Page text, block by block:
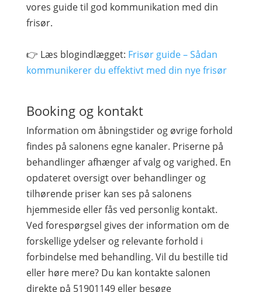
vores guide til god kommunikation med din
frisør.
👉 Læs blogindlægget: Frisør guide – Sådan
kommunikerer du effektivt med din nye frisør
Booking og kontakt
Information om åbningstider og øvrige forhold
findes på salonens egne kanaler. Priserne på
behandlinger afhænger af valg og varighed. En
opdateret oversigt over behandlinger og
tilhørende priser kan ses på salonens
hjemmeside eller fås ved personlig kontakt.
Ved forespørgsel gives der information om de
forskellige ydelser og relevante forhold i
forbindelse med behandling. Vil du bestille tid
eller høre mere? Du kan kontakte salonen
direkte på 51901149 eller besøge